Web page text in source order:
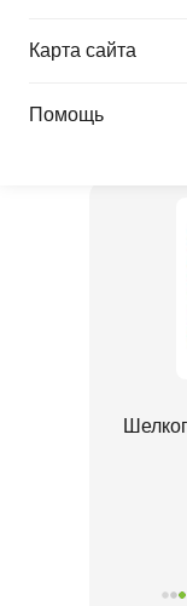
Карта сайта
Помощь